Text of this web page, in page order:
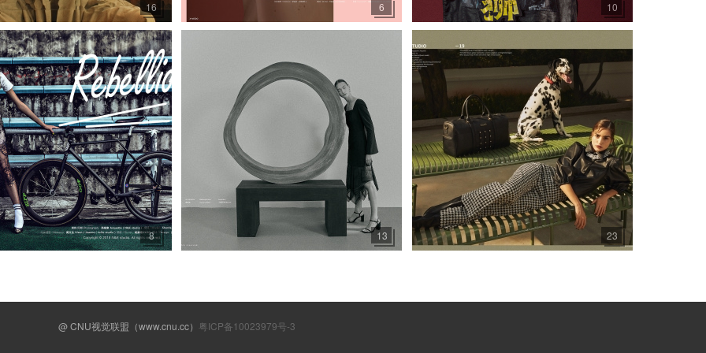
16 6 10
8 13 23
@ CNU视觉联盟（www.cnu.cc） 粤ICP备10023979号-3